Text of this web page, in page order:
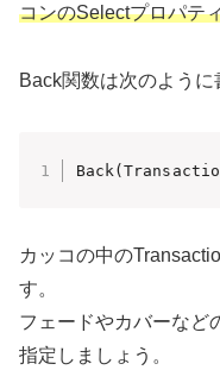
コンのSelectプロパテ
Back関数は次のように
カッコの中の
す。
フェードやカバーなど
指定しましょう。